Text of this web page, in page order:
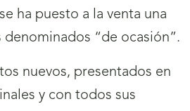
ha puesto a la venta una
“de ocasión”.
nuevos, presentados en
y con todos sus